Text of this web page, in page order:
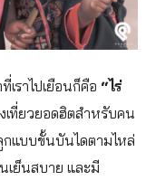
เราไปเยือนก็คือ “ไร่
เที่ยวยอดฮิตสำหรับคน
แบบขั้นบันไดตามไหล่
เย็นสบาย และมี